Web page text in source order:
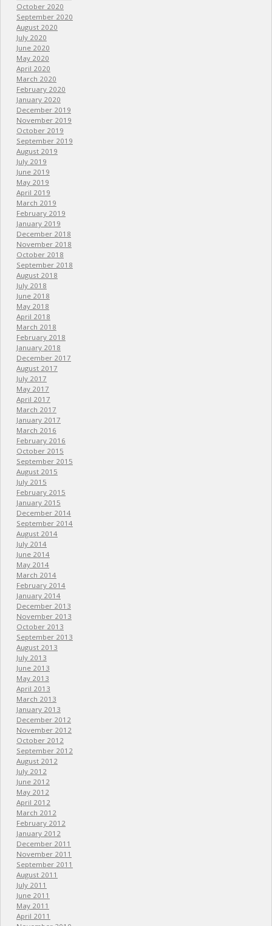
October 2020
September 2020
August 2020
July 2020
June 2020
May 2020
April 2020
March 2020
February 2020
January 2020
December 2019
November 2019
October 2019
September 2019
August 2019
July 2019
June 2019
May 2019
April 2019
March 2019
February 2019
January 2019
December 2018
November 2018
October 2018
September 2018
August 2018
July 2018
June 2018
May 2018
April 2018
March 2018
February 2018
January 2018
December 2017
August 2017
July 2017
May 2017
April 2017
March 2017
January 2017
March 2016
February 2016
October 2015
September 2015
August 2015
July 2015
February 2015
January 2015
December 2014
September 2014
August 2014
July 2014
June 2014
May 2014
March 2014
February 2014
January 2014
December 2013
November 2013
October 2013
September 2013
August 2013
July 2013
June 2013
May 2013
April 2013
March 2013
January 2013
December 2012
November 2012
October 2012
September 2012
August 2012
July 2012
June 2012
May 2012
April 2012
March 2012
February 2012
January 2012
December 2011
November 2011
September 2011
August 2011
July 2011
June 2011
May 2011
April 2011